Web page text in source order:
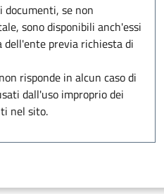
se non
sono disponibili anch'essi
previa richiesta di
risponde in alcun caso di
dall'uso improprio dei
nel sito.